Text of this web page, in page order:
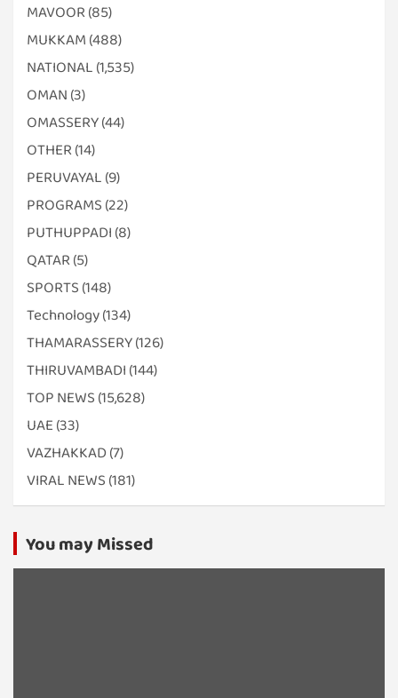
MAVOOR (85)
MUKKAM (488)
NATIONAL (1,535)
OMAN (3)
OMASSERY(44)
OTHER (14)
PERUVAYAL (9)
PROGRAMS (22)
PUTHUPPADI (8)
QATAR (5)
SPORTS (148)
Technology(134)
THAMARASSERY(126)
THIRUVAMBADI (144)
TOP NEWS (15,628)
UAE (33)
VAZHAKKAD(7)
VIRAL NEWS (181)
You may Missed